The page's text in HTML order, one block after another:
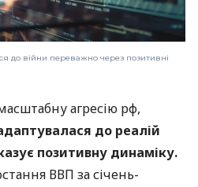
до війни переважно через позитивні
агресію рф,
до реалій
позитивну динаміку.
ВВП за січень-